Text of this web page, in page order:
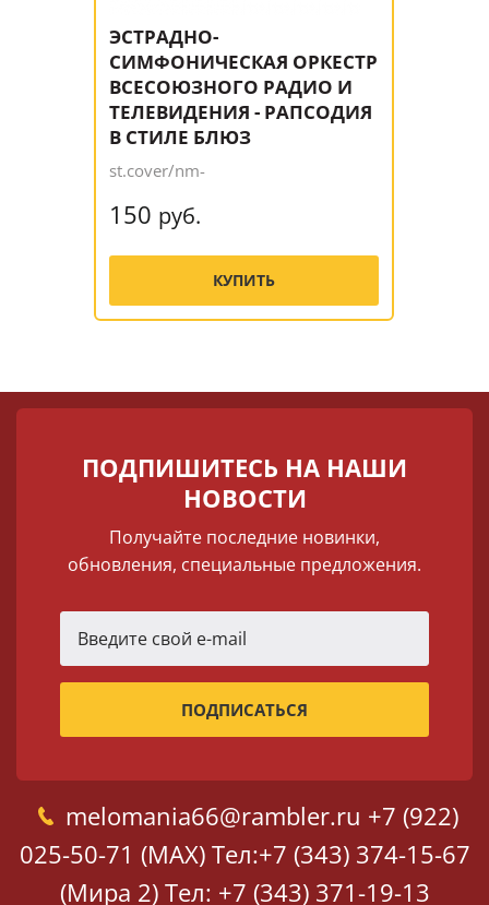
ЭСТРАДНО-
СИМФОНИЧЕСКАЯ ОРКЕСТР
ВСЕСОЮЗНОГО РАДИО И
ТЕЛЕВИДЕНИЯ - РАПСОДИЯ
В СТИЛЕ БЛЮЗ
st.cover/nm-
150 руб.
КУПИТЬ
ПОДПИШИТЕСЬ НА НАШИ
НОВОСТИ
Получайте последние новинки,
обновления, специальные предложения.
melomania66@rambler.ru +7 (922)
025-50-71 (MAX) Тел:+7 (343) 374-15-67
(Мира 2) Тел: +7 (343) 371-19-13